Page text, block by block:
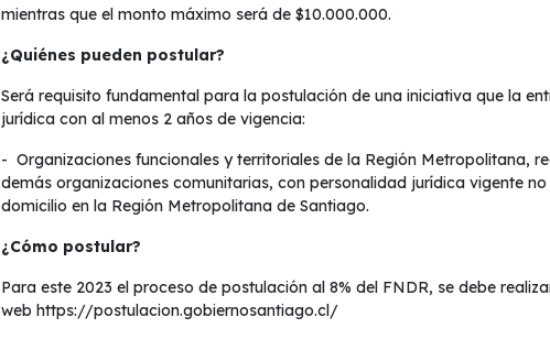
mientras que el monto máximo será de $10.000.000.
¿Quiénes pueden postular?
Será requisito fundamental para la postulación de una iniciativa que la
jurídica con al menos 2 años de vigencia:
- Organizaciones funcionales y territoriales de la Región Metropolitana,
demás organizaciones comunitarias, con personalidad jurídica vigente
domicilio en la Región Metropolitana de Santiago.
¿Cómo postular?
Para este 2023 el proceso de postulación al 8% del FNDR, se debe
web https://postulacion.gobiernosantiago.cl/